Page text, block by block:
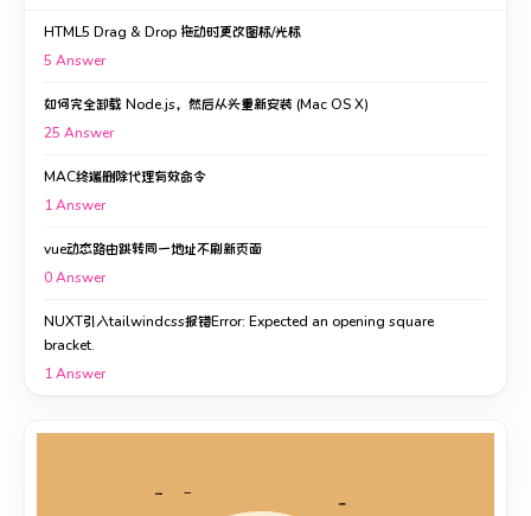
HTML5 Drag & Drop 拖动时更改图标/光标
5 Answer
如何完全卸载 Node.js，然后从头重新安装 (Mac OS X)
25 Answer
MAC终端删除代理有效命令
1Answer
vue动态路由跳转同一地址不刷新页面
0Answer
NUXT引入tailwindcss报错Error: Expected an opening square
bracket.
1Answer